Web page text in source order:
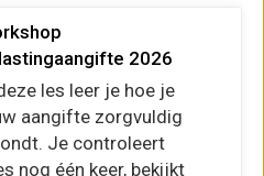
2026
les leer je hoe je
aangifte zorgvuldig
Je controleert
nog één keer, bekijkt